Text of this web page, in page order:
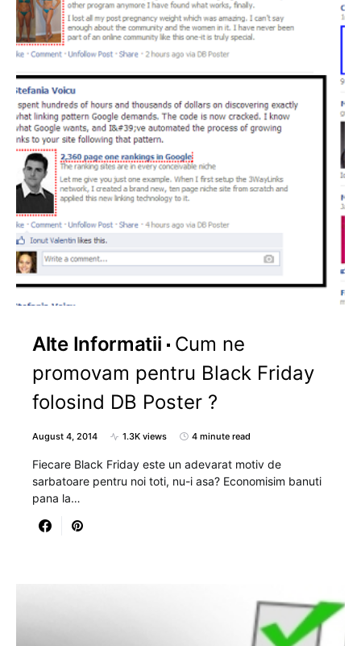
Alte Informatii
Cum ne
promovam pentru Black Friday
folosind DB Poster ?
August 4, 2014 1.3K views 4 minute read
Fiecare Black Friday este un adevarat motiv de
sarbatoare pentru noi toti, nu-i asa? Economisim banuti
pana la…